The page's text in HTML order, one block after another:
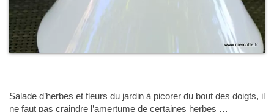
Salade d’herbes et fleurs du jardin à picorer du bout des doigts, il
ne faut pas craindre l’amertume de certaines herbes …